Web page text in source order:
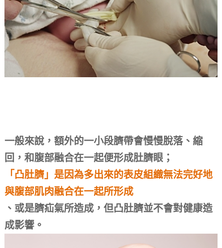
一般來說，額外的一小段臍帶會慢慢脫落、縮
回，和腹部融合在一起便形成肚臍眼；
「凸肚臍」是因為多出來的表皮組織無法完好地
與腹部肌肉融合在一起所形成
、或是臍疝氣所造成， 但凸肚臍並不會對健康造
成影響。